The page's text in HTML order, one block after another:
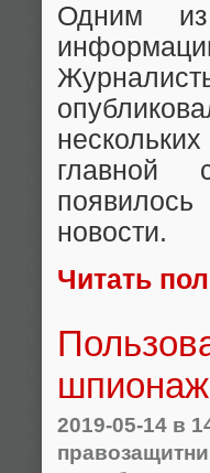
Одним
главной
новости.
Читать
2019-05-14 в